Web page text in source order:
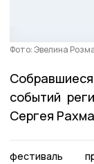
Фото: Эвелина
событий
Сергея
фестиваль